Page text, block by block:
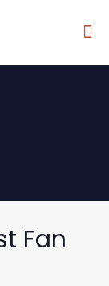
Fan